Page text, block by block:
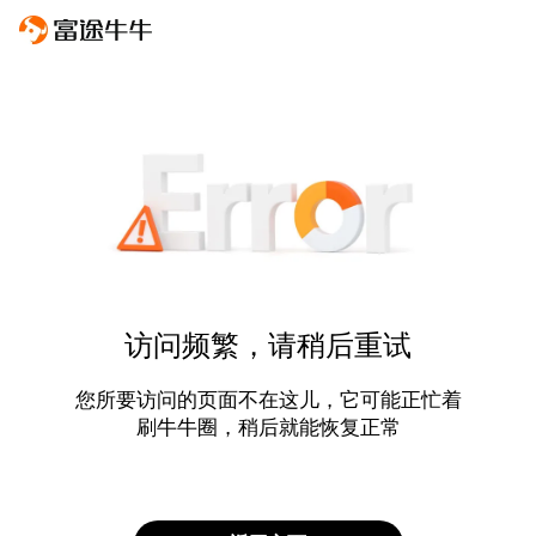
访问频繁，请稍后重试
您所要访问的页面不在这儿，它可能正忙着
刷牛牛圈，稍后就能恢复正常